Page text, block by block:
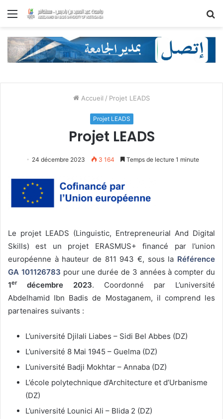
Menu
Accueil / Projet LEADS
Projet LEADS
Projet LEADS
24 décembre 2023 3 164 Temps de lecture 1 minute
Le projet LEADS (Linguistic, Entrepreneurial And Digital
Skills) est un projet ERASMUS+ financé par l’union
européenne à hauteur de 811 943 €, sous la Référence
GA 101126783 pour une durée de 3 années à compter du
1erdécembre 2023. Coordonné par L’université
Abdelhamid Ibn Badis de Mostaganem, il comprend les
partenaires suivants :
L’université Djilali Liabes – Sidi Bel Abbes (DZ)
L’université 8 Mai 1945 – Guelma (DZ)
L’université Badji Mokhtar – Annaba (DZ)
L’école polytechnique d’Architecture et d’Urbanisme
(DZ)
L’université Lounici Ali – Blida 2 (DZ)